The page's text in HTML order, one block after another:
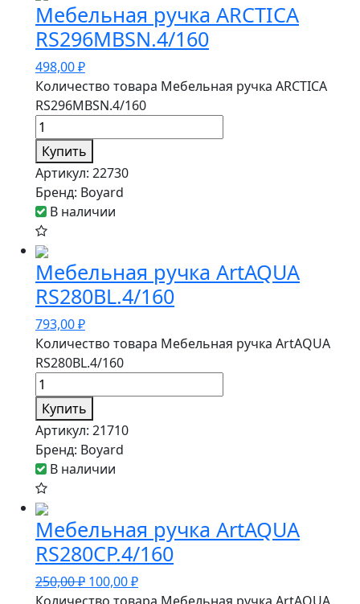
Мебельная ручка ARCTICA
RS296MBSN.4/160
498,00₽
Количество товара Мебельная ручка ARCTICA
RS296MBSN.4/160
Купить
Артикул: 22730
Бренд: Boyard
В наличии
Мебельная ручка ArtAQUA
RS280BL.4/160
793,00₽
Количество товара Мебельная ручка ArtAQUA
RS280BL.4/160
Купить
Артикул: 21710
Бренд: Boyard
В наличии
Мебельная ручка ArtAQUA
RS280CP.4/160
250,00₽ 100,00₽